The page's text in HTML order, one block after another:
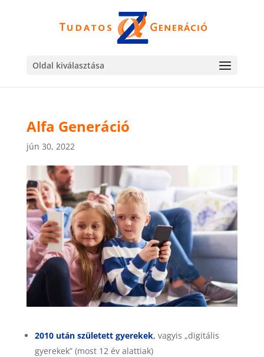
Oldal kiválasztása
Alfa Generáció
jún 30, 2022
2010 után született gyerekek, vagyis „digitális
gyerekek” (most 12 év alattiak)